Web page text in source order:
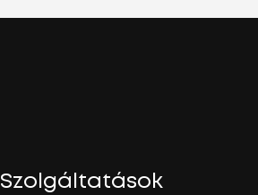
Szolgáltatások